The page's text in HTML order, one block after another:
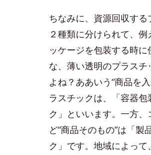
ちなみに、資源回収する
２種類に分けられて、
ッケージを包装する時に
な、薄い透明のプラスチ
よね？ああいう“商品を
ラスチックは、「容器包
ク」といいます。一方
ど“商品そのもの”は「製
ク」です。地域によっ